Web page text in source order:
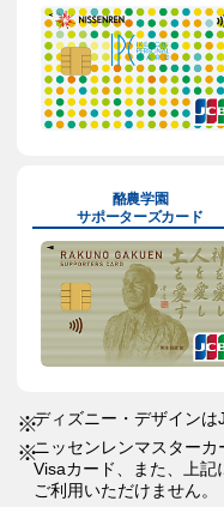
酪農学園
サポーターズカード
ディズニー・デザインは
ニッセンレンマスター
Visaカード、また、上
ご利用いただけません。